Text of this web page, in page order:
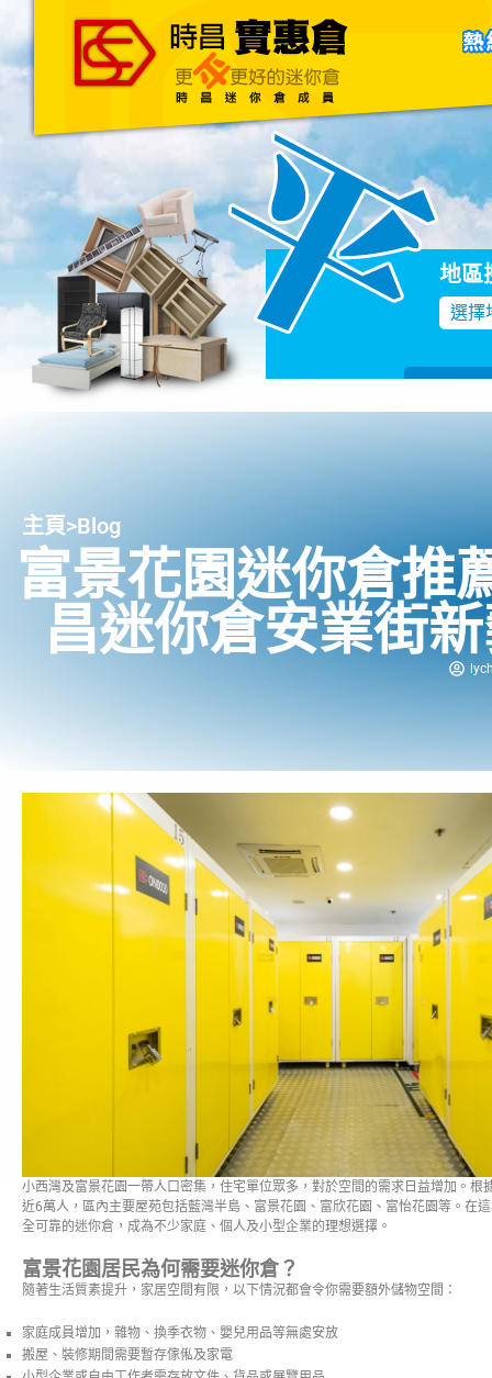
主頁 關於我們 聯絡我們
地區
選擇
主頁>Blog
富景花園迷你倉推
昌迷你倉安業街
小西灣及富景花園一帶人口密集，住宅單位眾多，對於空間的需求日益增加。根
近6萬人，區內主要屋苑包括藍灣半島、富景花園、富欣花園、富怡花園等。在
全可靠的迷你倉，成為不少家庭、個人及小型企業的理想選擇。
富景花園居民為何需要迷你倉？
隨著生活質素提升，家居空間有限，以下情況都會令你需要額外儲物空間：
家庭成員增加，雜物、換季衣物、嬰兒用品等無處安放
搬屋、裝修期間需要暫存傢俬及家電